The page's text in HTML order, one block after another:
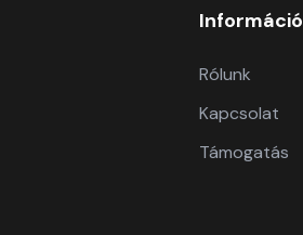
Információ
Rólunk
Kapcsolat
Támogatás